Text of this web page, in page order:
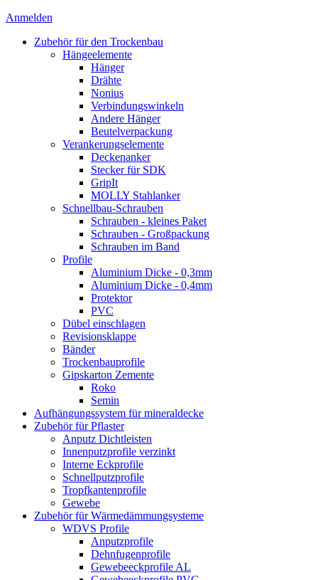
Anmelden
Zubehör für den Trockenbau
Hängeelemente
Hänger
Drähte
Nonius
Verbindungswinkeln
Andere Hänger
Beutelverpackung
Verankerungselemente
Deckenanker
Stecker für SDK
GripIt
MOLLY Stahlanker
Schnellbau-Schrauben
Schrauben - kleines Paket
Schrauben - Großpackung
Schrauben im Band
Profile
Aluminium Dicke - 0,3mm
Aluminium Dicke - 0,4mm
Protektor
PVC
Dübel einschlagen
Revisionsklappe
Bänder
Trockenbauprofile
Gipskarton Zemente
Roko
Semin
Aufhängungssystem für mineraldecke
Zubehör für Pflaster
Anputz Dichtleisten
Innenputzprofile verzinkt
Interne Eckprofile
Schnellputzprofile
Tropfkantenprofile
Gewebe
Zubehör für Wärmedämmungsysteme
WDVS Profile
Anputzprofile
Dehnfugenprofile
Gewebeeckprofile AL